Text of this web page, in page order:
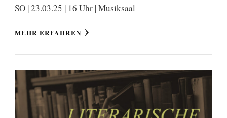
SO | 23.03.25 | 16 Uhr | Musiksaal
MEHR ERFAHREN